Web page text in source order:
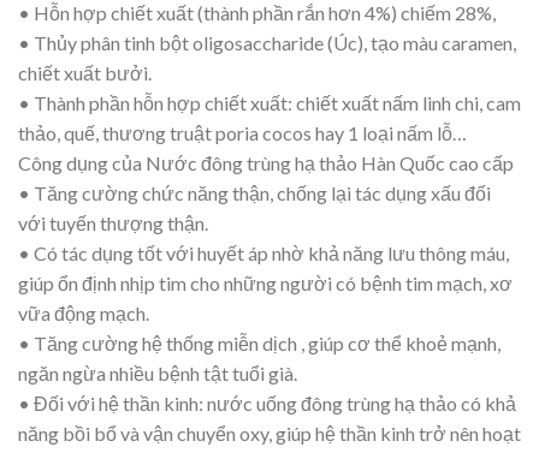
• Hỗn hợp chiết xuất (thành phần rắn hơn 4%) chiếm 28%,
• Thủy phân tinh bột oligosaccharide (Úc), tạo màu caramen,
chiết xuất bưởi.
• Thành phần hỗn hợp chiết xuất: chiết xuất nấm linh chi, cam
thảo, quế, thương truật poria cocos hay 1 loại nấm lỗ…
Công dụng của Nước đông trùng hạ thảo Hàn Quốc cao cấp
• Tăng cường chức năng thận, chống lại tác dụng xấu đối
với tuyến thượng thận.
• Có tác dụng tốt với huyết áp nhờ khả năng lưu thông máu,
giúp ổn định nhịp tim cho những người có bệnh tim mạch, xơ
vữa động mạch.
• Tăng cường hệ thống miễn dịch , giúp cơ thể khoẻ mạnh,
ngăn ngừa nhiều bệnh tật tuổi già.
• Đối với hệ thần kinh: nước uống đông trùng hạ thảo có khả
năng bồi bổ và vận chuyển oxy, giúp hệ thần kinh trở nên hoạt